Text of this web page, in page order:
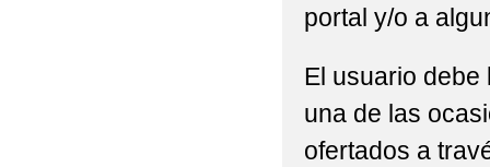
portal y/o a
El usuario debe
una de las
ofertados a